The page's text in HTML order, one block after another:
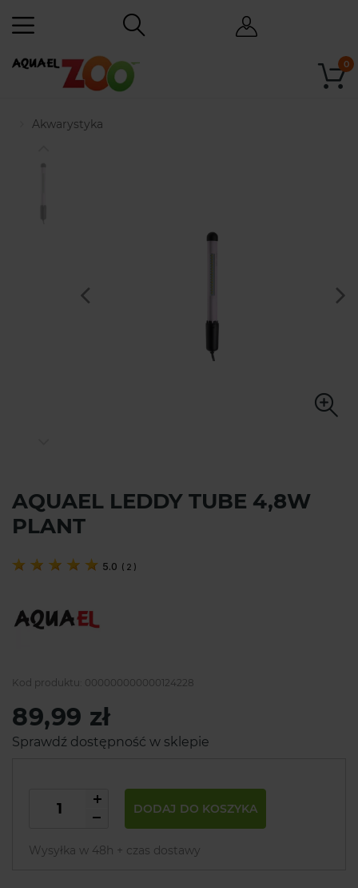
0
Akwarystyka
AQUAEL LEDDY TUBE 4,8W
PLANT
5.0 ( 2 )
Kod produktu: 000000000000124228
89,99 zł
Sprawdź dostępność w sklepie
DODAJ DO KOSZYKA
Wysyłka w 48h + czas dostawy